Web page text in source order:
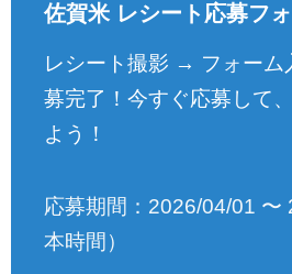
佐賀米 レシート応募フ
レシート撮影 → フォー
募完了！今すぐ応募して
よう！
応募期間：2026/04/01 〜
本時間）